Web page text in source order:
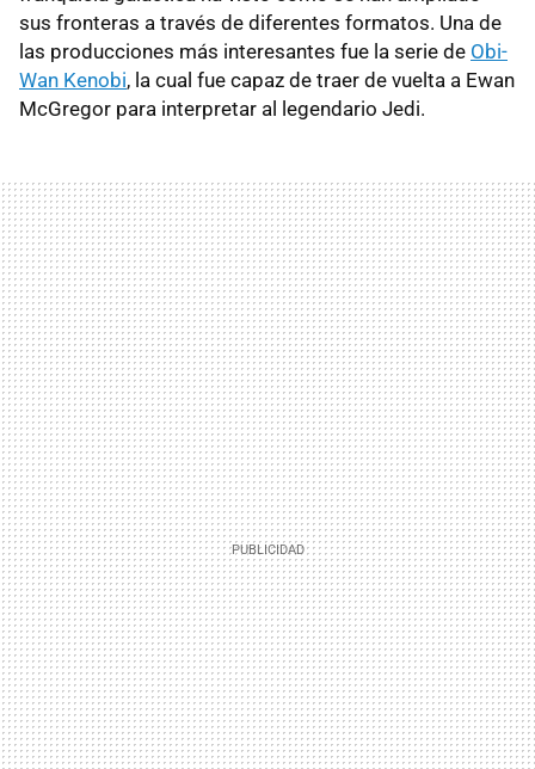
sus fronteras a través de diferentes formatos. Una de
las producciones más interesantes fue la serie de Obi-
Wan Kenobi, la cual fue capaz de traer de vuelta a Ewan
McGregor para interpretar al legendario Jedi.